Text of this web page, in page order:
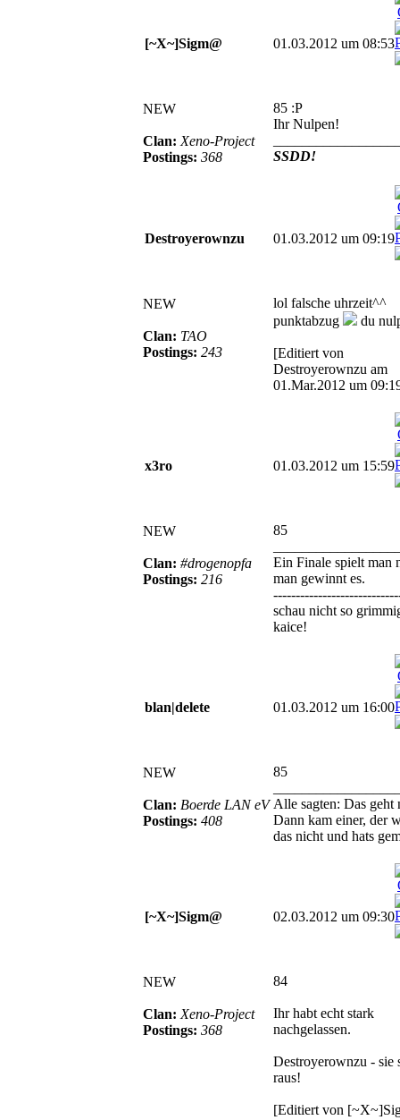
[~X~]Sigm@ 01.03.2012 um 08:53
NEW
Clan: Xeno-Project
Postings: 368
85 :P
Ihr Nulpen!
SSDD!
Destroyerownzu 01.03.2012 um 09:19
NEW
Clan: TAO
Postings: 243
lol falsche uhrzeit^^
punktabzug
du
[Editiert von
Destroyerownzu am
01.Mar.2012 um
x3ro 01.03.2012 um 15:59
NEW
Clan: #drogenopfa
Postings: 216
85
Ein Finale spielt man
man gewinnt es.
schau nicht so
kaice!
blan|delete 01.03.2012 um 16:00
NEW
Clan: Boerde LAN eV
Postings: 408
85
Alle sagten: Das geht
Dann kam einer, der
das nicht und hats
[~X~]Sigm@ 02.03.2012 um 09:30
NEW
Clan: Xeno-Project
Postings: 368
84
Ihr habt echt stark
nachgelassen.
Destroyerownzu - sie
raus!
[Editiert von